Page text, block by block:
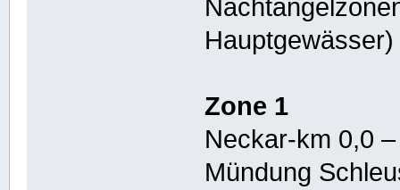
Hauptgewässer)
Zone 1
Neckar-km 0,0
Mündung